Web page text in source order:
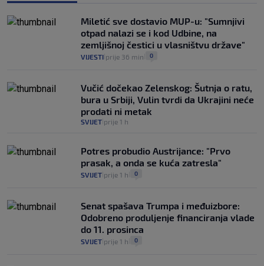
automobilom na Hvar iz Zagreba, a
koliko iz Osijeka
VIJESTI 2. kol. 14
Miletić sve dostavio MUP-u: "Sumnjivi
otpad nalazi se i kod Udbine, na
zemljišnoj čestici u vlasništvu države"
VIJESTI prije 36 min 0
Vučić dočekao Zelenskog: Šutnja o ratu,
bura u Srbiji, Vulin tvrdi da Ukrajini neće
prodati ni metak
SVIJET prije 1 h
Potres probudio Austrijance: "Prvo
prasak, a onda se kuća zatresla"
SVIJET prije 1 h 0
Senat spašava Trumpa i međuizbore:
Odobreno produljenje financiranja vlade
do 11. prosinca
SVIJET prije 1 h 0